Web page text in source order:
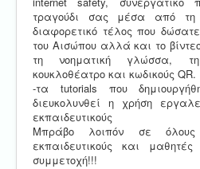
τραγούδι σας μέσα από τη
διαφορετικό τέλος που
του Αισώπου αλλά και το
τη νοηματική γλώσσα,
κουκλοθέατρο και κωδικούς QR.
-τα tutorials που
διευκολυνθεί η χρήση
εκπαιδευτικούς
Μπράβο λοιπόν σε όλους
εκπαιδευτικούς και
συμμετοχή!!!